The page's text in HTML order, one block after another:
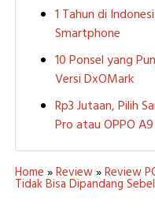
1 Tahun di
Smartphone
10 Ponsel yang
Versi DxOMark
Rp3 Jutaan, Pilih
Pro atau OPPO
Home »Review»Review
Tidak Bisa Dipandang